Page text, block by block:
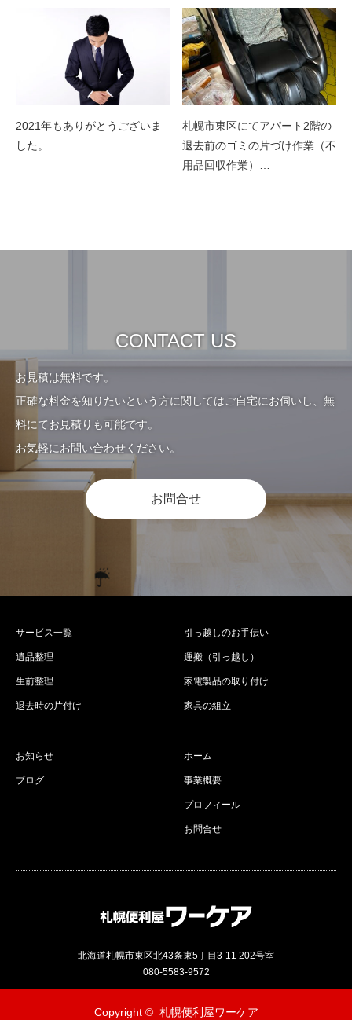
2021年もありがとうございま
した。
札幌市東区にてアパート2階の
退去前のゴミの片づけ作業（不
用品回収作業）…
CONTACT US
お見積は無料です。
正確な料金を知りたいという方に関してはご自宅にお伺いし、無
料にてお見積りも可能です。
お気軽にお問い合わせください。
お問合せ
サービス一覧
遺品整理
生前整理
退去時の片付け
引っ越しのお手伝い
運搬（引っ越し）
家電製品の取り付け
家具の組立
お知らせ
ブログ
ホーム
事業概要
プロフィール
お問合せ
北海道札幌市東区北43条東5丁目3-11 202号室
080-5583-9572
Copyright © 札幌便利屋ワーケア